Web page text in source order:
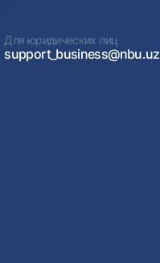
Для юридических лиц
support_business@nbu.uz